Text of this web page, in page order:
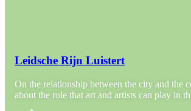
Leidsche Rijn Luistert
On the relationship between the city and the
about the role that art and artists can play in